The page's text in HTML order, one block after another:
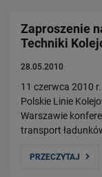
Zaproszenie
Techniki
28.05.2010
11 czerwca 2010
Polskie Linie
Warszawie
transport
PRZECZYTAJ